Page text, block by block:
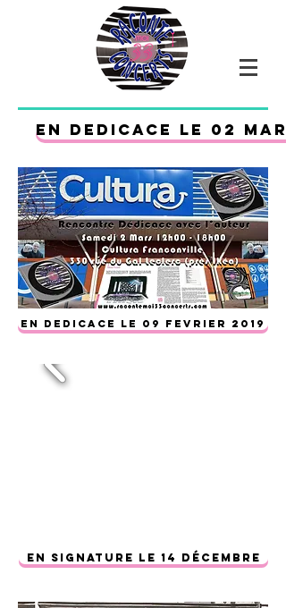
EN DEDICACE LE 02
EN DEDICACE LE 09 FEVRIER 2019
EN SIGNATURE LE 14 décembre